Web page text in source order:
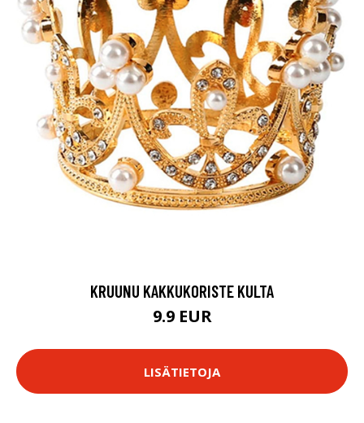
KRUUNU KAKKUKORISTE KULTA
9.9 EUR
LISÄTIETOJA